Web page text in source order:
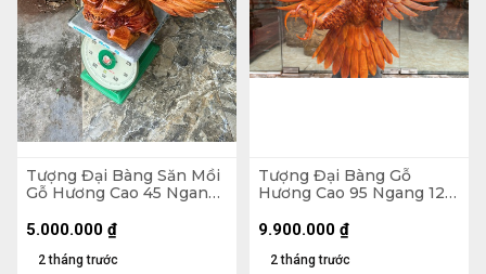
Tượng Đại Bàng Săn Mồi
Gỗ Hương Cao 45 Ngang
2 tháng trước
5.000.000 ₫
Tượng Đại Bàng Gỗ
Hương Cao 95 Ngang 120
2 tháng trước
9.900.000 ₫